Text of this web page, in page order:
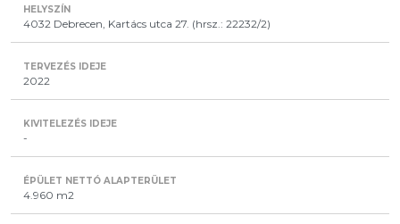
4032 Debrecen, Kartács utca 27. (hrsz.: 22232/2)
2022
-
4.960 m2